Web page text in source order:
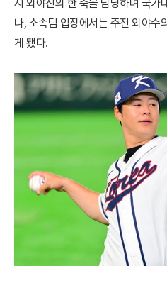
시 외야진의 한 축을 담당하며 국가
나, 소속팀 입장에서는 주전 외야수
게 됐다.